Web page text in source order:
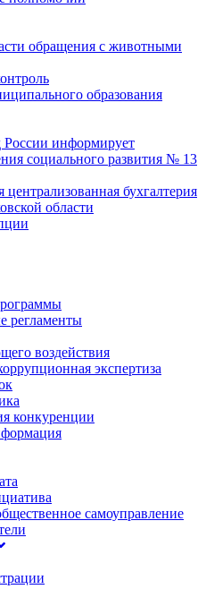
обращения с животными
образования
информирует
социального развития № 13
бухгалтерия
области
регламенты
воздействия
экспертиза
конкуренции
самоуправление